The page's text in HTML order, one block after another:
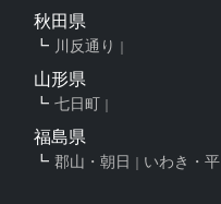
秋田県
川反通り
山形県
七日町
福島県
郡山・朝日 いわき・平